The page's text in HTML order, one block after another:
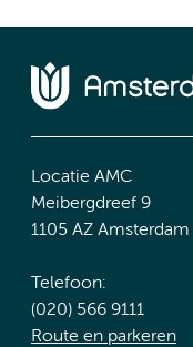
Locatie AMC
Meibergdreef 9
1105 AZ Amsterdam
Telefoon:
(020) 566 9111
Route en parkeren